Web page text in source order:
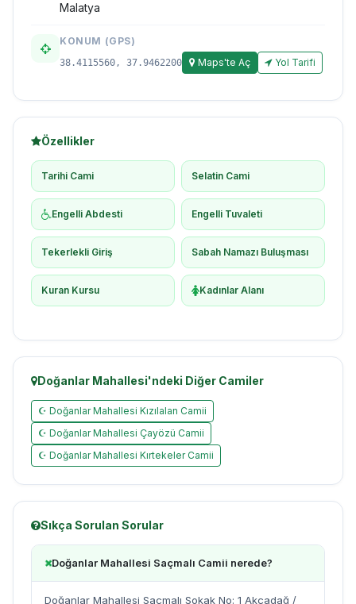
Malatya
KONUM (GPS)
38.4115560, 37.9462200 Maps'te Aç Yol Tarifi
Özellikler
Tarihi Cami Selatin Cami
Engelli Abdesti Engelli Tuvaleti
Tekerlekli Giriş Sabah Namazı Buluşması
Kuran Kursu Kadınlar Alanı
Doğanlar Mahallesi'ndeki Diğer Camiler
☪ Doğanlar Mahallesi Kızılalan Camii
☪ Doğanlar Mahallesi Çayözü Camii
☪ Doğanlar Mahallesi Kırtekeler Camii
Sıkça Sorulan Sorular
Doğanlar Mahallesi Saçmalı Camii nerede?
Doğanlar Mahallesi Saçmalı Sokak No: 1 Akçadağ /